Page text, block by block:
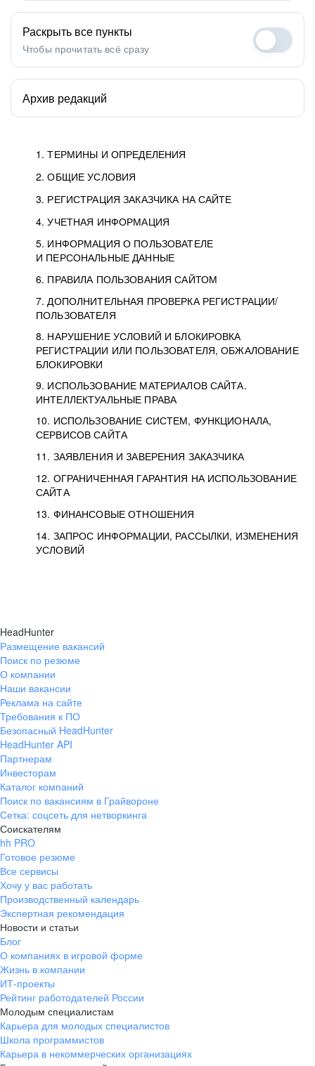
1. ТЕРМИНЫ И ОПРЕДЕЛЕНИЯ
2. ОБЩИЕ УСЛОВИЯ
3. РЕГИСТРАЦИЯ ЗАКАЗЧИКА НА САЙТЕ
4. УЧЕТНАЯ ИНФОРМАЦИЯ
5. ИНФОРМАЦИЯ О ПОЛЬЗОВАТЕЛЕ
И ПЕРСОНАЛЬНЫЕ ДАННЫЕ
6. ПРАВИЛА ПОЛЬЗОВАНИЯ САЙТОМ
7. ДОПОЛНИТЕЛЬНАЯ ПРОВЕРКА РЕГИСТРАЦИИ/
ПОЛЬЗОВАТЕЛЯ
8. НАРУШЕНИЕ УСЛОВИЙ И БЛОКИРОВКА
РЕГИСТРАЦИИ ИЛИ ПОЛЬЗОВАТЕЛЯ, ОБЖАЛОВАНИЕ
БЛОКИРОВКИ
9. ИСПОЛЬЗОВАНИЕ МАТЕРИАЛОВ САЙТА.
ИНТЕЛЛЕКТУАЛЬНЫЕ ПРАВА
10. ИСПОЛЬЗОВАНИЕ СИСТЕМ, ФУНКЦИОНАЛА,
СЕРВИСОВ САЙТА
11. ЗАЯВЛЕНИЯ И ЗАВЕРЕНИЯ ЗАКАЗЧИКА
12. ОГРАНИЧЕННАЯ ГАРАНТИЯ НА ИСПОЛЬЗОВАНИЕ
САЙТА
13. ФИНАНСОВЫЕ ОТНОШЕНИЯ
14. ЗАПРОС ИНФОРМАЦИИ, РАССЫЛКИ, ИЗМЕНЕНИЯ
УСЛОВИЙ
Раскрыть все пункты
Чтобы прочитать всё сразу
Архив редакций
HeadHunter
Размещение вакансий
Поиск по резюме
О компании
Наши вакансии
Реклама на сайте
Требования к ПО
Безопасный HeadHunter
HeadHunter API
Партнерам
Инвесторам
Каталог компаний
Поиск по вакансиям в Грайвороне
Сетка: соцсеть для нетворкинга
Соискателям
hh PRO
Готовое резюме
Все сервисы
Хочу у вас работать
Производственный календарь
Экспертная рекомендация
Новости и статьи
Блог
О компаниях в игровой форме
Жизнь в компании
ИТ-проекты
Рейтинг работодателей России
Молодым специалистам
Карьера для молодых специалистов
Школа программистов
Карьера в некоммерческих организациях